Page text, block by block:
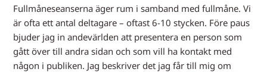
Fullmåneseanserna äger rum i samband med fullmåne. Vi
är ofta ett antal deltagare – oftast 6-10 stycken. Före paus
bjuder jag in andevärlden att presentera en person som
gått över till andra sidan och som vill ha kontakt med
någon i publiken. Jag beskriver det jag får till mig om